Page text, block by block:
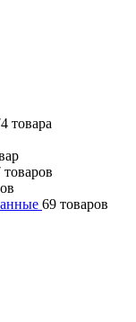
товара
товаров
69 товаров